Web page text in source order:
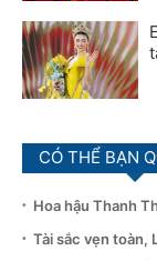
CÓ THỂ BẠN
Hoa hậu Thanh
Tài sắc vẹn toàn,